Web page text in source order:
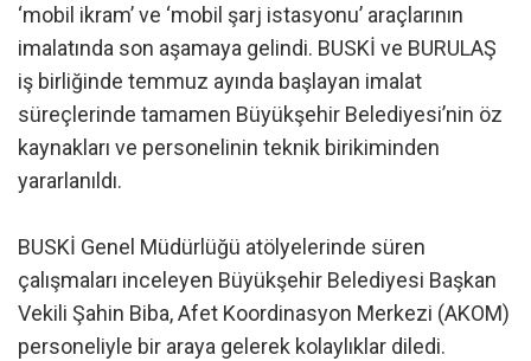
‘mobil ikram’ ve ‘mobil şarj istasyonu’ araçlarının
imalatında son aşamaya gelindi. BUSKİ ve BURULAŞ
iş birliğinde temmuz ayında başlayan imalat
süreçlerinde tamamen Büyükşehir Belediyesi’nin öz
kaynakları ve personelinin teknik birikiminden
yararlanıldı.
BUSKİ Genel Müdürlüğü atölyelerinde süren
çalışmaları inceleyen Büyükşehir Belediyesi Başkan
Vekili Şahin Biba, Afet Koordinasyon Merkezi (AKOM)
personeliyle bir araya gelerek kolaylıklar diledi.